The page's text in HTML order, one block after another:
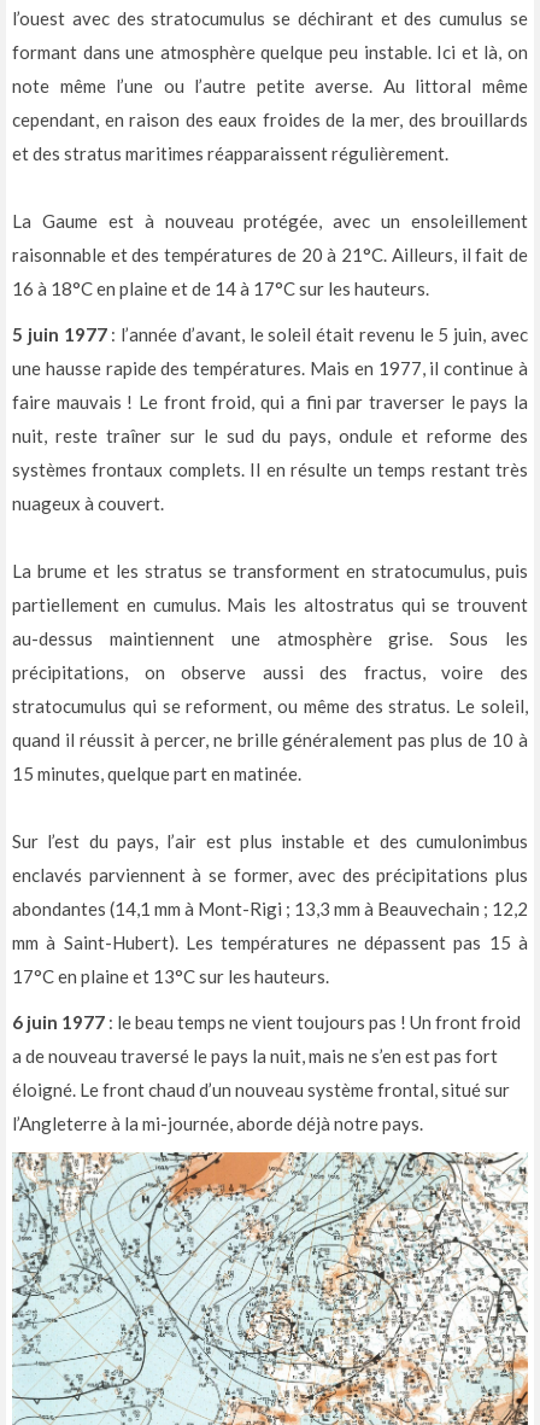
l’ouest avec des stratocumulus se déchirant et des cumulus se
formant dans une atmosphère quelque peu instable. Ici et là, on
note même l’une ou l’autre petite averse. Au littoral même
cependant, en raison des eaux froides de la mer, des brouillards
et des stratus maritimes réapparaissent régulièrement.
La Gaume est à nouveau protégée, avec un ensoleillement
raisonnable et des températures de 20 à 21°C. Ailleurs, il fait de
16 à 18°C en plaine et de 14 à 17°C sur les hauteurs.
5 juin 1977: l’année d’avant, le soleil était revenu le 5 juin, avec
une hausse rapide des températures. Mais en 1977, il continue à
faire mauvais ! Le front froid, qui a fini par traverser le pays la
nuit, reste traîner sur le sud du pays, ondule et reforme des
systèmes frontaux complets. Il en résulte un temps restant très
nuageux à couvert.
La brume et les stratus se transforment en stratocumulus, puis
partiellement en cumulus. Mais les altostratus qui se trouvent
au-dessus maintiennent une atmosphère grise. Sous les
précipitations, on observe aussi des fractus, voire des
stratocumulus qui se reforment, ou même des stratus. Le soleil,
quand il réussit à percer, ne brille généralement pas plus de 10 à
15 minutes, quelque part en matinée.
Sur l’est du pays, l’air est plus instable et des cumulonimbus
enclavés parviennent à se former, avec des précipitations plus
abondantes (14,1 mm à Mont-Rigi ; 13,3 mm à Beauvechain ; 12,2
mm à Saint-Hubert). Les températures ne dépassent pas 15 à
17°C en plaine et 13°C sur les hauteurs.
6 juin 1977 : le beau temps ne vient toujours pas ! Un front froid
a de nouveau traversé le pays la nuit, mais ne s’en est pas fort
éloigné. Le front chaud d’un nouveau système frontal, situé sur
l’Angleterre à la mi-journée, aborde déjà notre pays.